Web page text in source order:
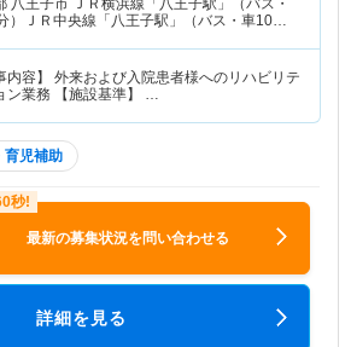
八王子市
ＪＲ横浜線「八王子駅」（バス・
）ＪＲ中央線「八王子駅」（バス・車10
内容】 外来および入院患者様へのリハビリテ
ーション業務 【施設基準】 …
育児補助
最新の募集状況を問い合わせる
詳細を見る